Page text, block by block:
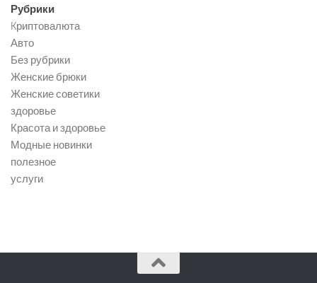
Рубрики
Kриптовалюта
Авто
Без рубрики
Женские брюки
Женские советики
здоровье
Красота и здоровье
Модные новинки
полезное
услуги